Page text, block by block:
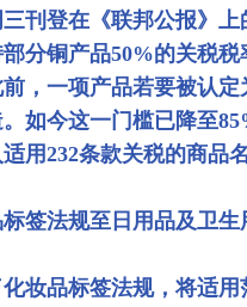
刊登在《联邦公报》
分铜产品50%的关税
，一项产品若要被认
如今这一门槛已降至
用232条款关税的商品
签法规至日用品及卫生
妆品标签法规，将适